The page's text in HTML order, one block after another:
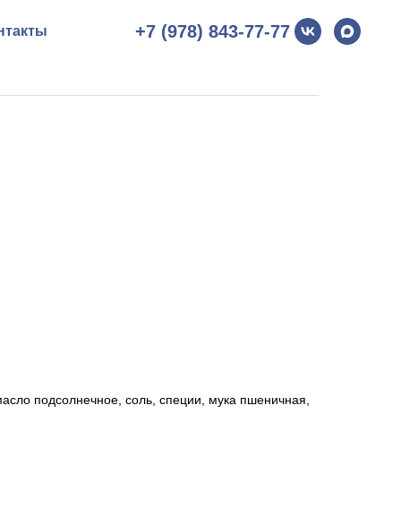
+7 (978) 843-77-77
подсолнечное, соль, специи, мука пшеничная,